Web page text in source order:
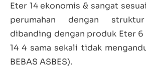
Eter 14 ekonomis & sangat
perumahan dengan
dibanding dengan produk Eter 6
14 4 sama sekali tidak
BEBAS ASBES).